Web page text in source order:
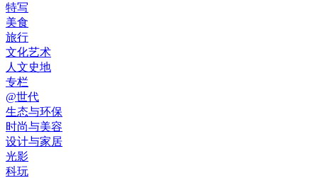
特写
美食
旅行
文化艺术
人文史地
专栏
@世代
生态与环保
时尚与美容
设计与家居
光影
科玩